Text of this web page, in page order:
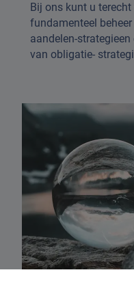
Bij ons kunt u
fundamenteel
aandelen-
van obligatie-